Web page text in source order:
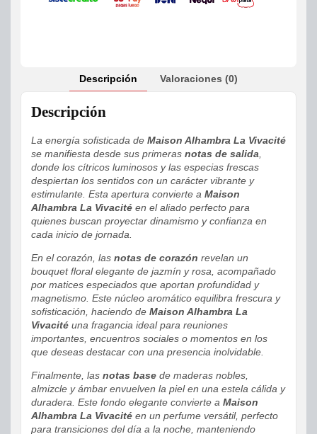
Descripción Valoraciones (0)
Descripción
La energía sofisticada de Maison Alhambra La Vivacité
se manifiesta desde sus primeras notas de salida
donde los cítricos luminosos y las especias frescas
despiertan los sentidos con un carácter vibrante y
estimulante. Esta apertura convierte a Maison
Alhambra La Vivacité en el aliado perfecto para
quienes buscan proyectar dinamismo y confianza en
cada inicio de jornada.
En el corazón, las notas de corazón revelan un
bouquet floral elegante de jazmín y rosa, acompañado
por matices especiados que aportan profundidad y
magnetismo. Este núcleo aromático equilibra frescura y
sofisticación, haciendo de Maison Alhambra La
Vivacité una fragancia ideal para reuniones
importantes, encuentros sociales o momentos en los
que deseas destacar con una presencia inolvidable.
Finalmente, las notas base de maderas nobles,
almizcle y ámbar envuelven la piel en una estela cálida y
duradera. Este fondo elegante convierte a Maison
Alhambra La Vivacité en un perfume versátil, perfecto
para transiciones del día a la noche, manteniendo